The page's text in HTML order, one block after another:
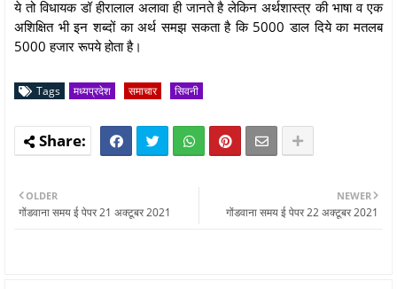
ये तो विधायक डॉ हीरालाल अलावा ही जानते है लेकिन अर्थशास्त्र की भाषा व एक
अशिक्षित भी इन शब्दों का अर्थ समझ सकता है कि 5000 डाल दिये का मतलब
5000 हजार रूपये होता है।
Tags मध्यप्रदेश समाचार सिवनी
NEWER
गोंडवाना समय ई पेपर 22 अक्टूबर 2021
OLDER
गोंडवाना समय ई पेपर 21 अक्टूबर 2021